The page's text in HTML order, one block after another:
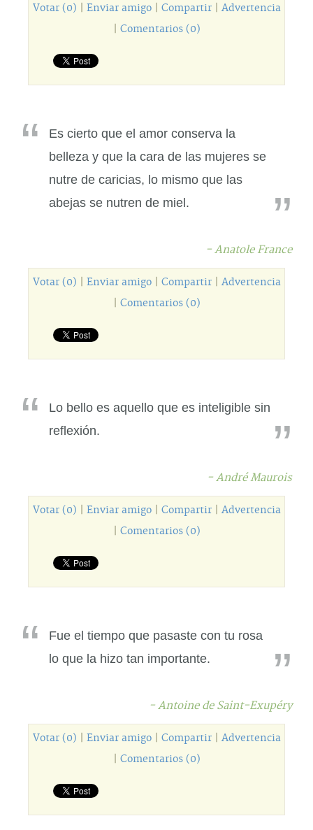
Votar (0) Enviar amigo| Compartir| Advertencia
Comentarios (0)
Es cierto que el amor conserva la
belleza y que la cara de las mujeres se
nutre de caricias, lo mismo que las
abejas se nutren de miel.
- Anatole France
Votar (0) Enviar amigo| Compartir| Advertencia
Comentarios (0)
Lo bello es aquello que es inteligible sin
reflexión.
- André Maurois
Votar (0) Enviar amigo| Compartir| Advertencia
Comentarios (0)
Fue el tiempo que pasaste con tu rosa
lo que la hizo tan importante.
- Antoine de Saint-Exupéry
Votar (0) Enviar amigo| Compartir| Advertencia
Comentarios (0)